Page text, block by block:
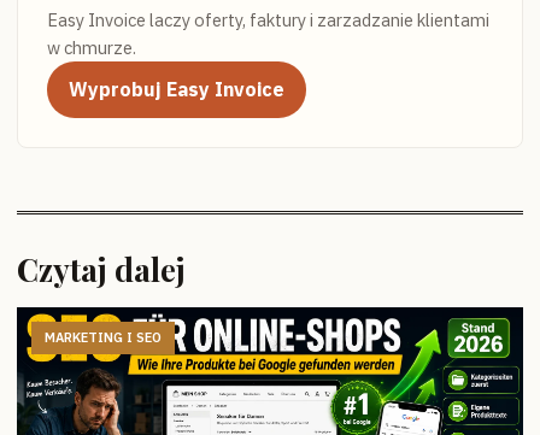
Easy Invoice laczy oferty, faktury i zarzadzanie klientami
w chmurze.
Wyprobuj Easy Invoice
Czytaj dalej
MARKETING I SEO